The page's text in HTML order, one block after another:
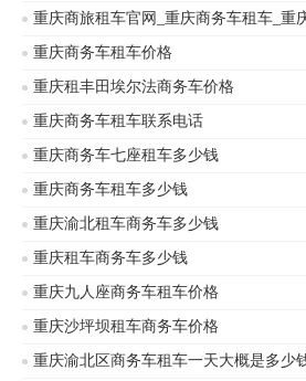
重庆商旅租车官网_重庆商务车租车_重
重庆商务车租车价格
重庆租丰田埃尔法商务车价格
重庆商务车租车联系电话
重庆商务车七座租车多少钱
重庆商务车租车多少钱
重庆渝北租车商务车多少钱
重庆租车商务车多少钱
重庆九人座商务车租车价格
重庆沙坪坝租车商务车价格
重庆渝北区商务车租车一天大概是多少